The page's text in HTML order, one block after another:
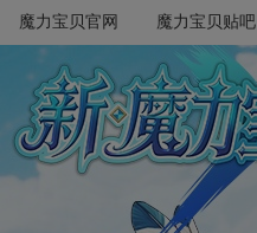
魔力宝贝官网 魔力宝贝贴吧